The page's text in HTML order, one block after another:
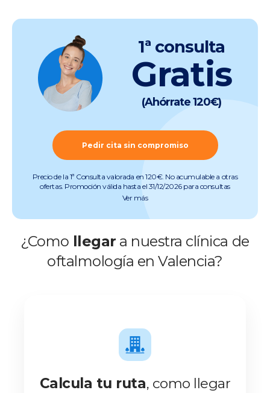
1ª consulta
Gratis
(Ahórrate 120€)
Pedir cita sin compromiso
Precio de la 1ª Consulta valorada en 120€. No acumulable a otras
ofertas. Promoción válida hasta el 31/12/2026 para consultas
preoperatorias de miopía, hipermetropía, astigmatismo, presbicia y
www.clinicabaviera.com/promociones.Registro sanitario NRS
CS2046.
Ver más
¿Como llegar a nuestra clínica de
oftalmología en Valencia?
Calcula tu ruta, como llegar